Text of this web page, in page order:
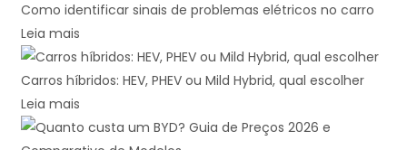
Como identificar sinais de problemas elétricos no carro
Leia mais
Carros híbridos: HEV, PHEV ou Mild Hybrid, qual escolher
Leia mais